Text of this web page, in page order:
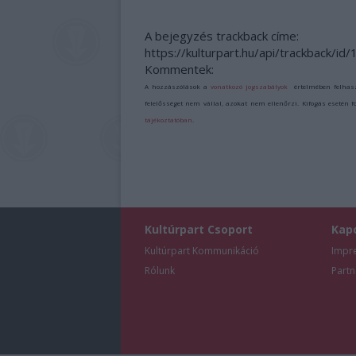
A bejegyzés trackback címe:
https://kulturpart.hu/api/trackback/id/
Kommentek:
A hozzászólások avonatkozó jogszabályok értelmében
felelősséget nem vállal, azokat nem ellenőrzi. Kifogás esetén
tájékoztatóban
Kultúrpart Csoport
Kultúrpart Kommunikáció
Rólunk